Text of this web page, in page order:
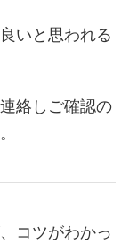
いと思われる
絡しご確認の
コツがわかっ